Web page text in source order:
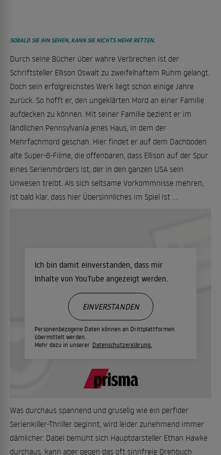
SOBALD SIE IHN SEHEN, KANN SIE NICHTS MEHR RETTEN.
Durch seine Bücher über wahre Verbrechen ist der
Schriftsteller Ellison Oswalt zu zweifelhaftem Ruhm gelangt.
Doch sein erfolgreichstes Werk liegt schon einige Jahre
zurück. So hofft er, den ungeklärten Mord an einer Familie
aufdecken zu können. Mit seiner Familie bezieht er im
ländlichen Pennsylvania jenes Haus, in dem der
Mehrfachmord geschah. Hier findet er auf dem Dachboden
alte Super-8-Filme, die offenbaren, dass Ellison auf der Spur
eines Serienmörders ist, der in den ganzen USA sein
Unwesen treibt. Als sich seltsame Vorkommnisse mehren,
ist bald klar, dass hier Übersinnliches im Spiel ist ...
Ich bin damit einverstanden, dass mir
Inhalte von YouTube angezeigt werden.
Personenbezogene Daten können an Drittplattformen
übermittelt werden.
Mehr dazu in unserer Datenschutzerklärung.
EINVERSTANDEN
Was durchaus spannend und gruselig wie ein perfider
Serienkiller-Thriller beginnt, wird leider zunehmend immer
dämlicher. Dabei bemüht sich Hauptdarsteller Ethan Hawke
durchaus, kann aber gegen das oft sinnfreie Drehbuch